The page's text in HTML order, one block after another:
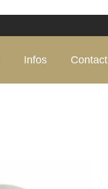
Infos Contact